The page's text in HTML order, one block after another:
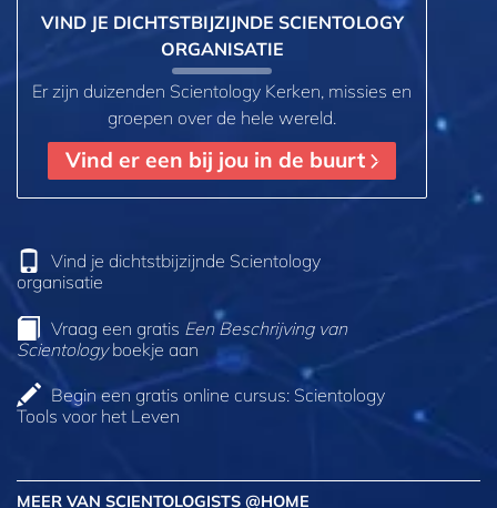
VIND JE DICHTSTBIJZIJNDE SCIENTOLOGY
ORGANISATIE
Er zijn duizenden Scientology Kerken, missies en
groepen over de hele wereld.
Vind er een bij jou in de buurt
Vind je dichtstbijzijnde Scientology
organisatie
Vraag een gratis Een Beschrijving van
Scientologyboekje aan
Begin een gratis online cursus: Scientology
Tools voor het Leven
MEER VAN SCIENTOLOGISTS @HOME